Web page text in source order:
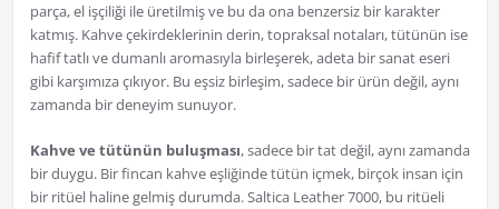
parça, el işçiliği ile üretilmiş ve bu da ona benzersiz bir karakter
katmış. Kahve çekirdeklerinin derin, topraksal notaları, tütünün ise
hafif tatlı ve dumanlı aromasıyla birleşerek, adeta bir sanat eseri
gibi karşımıza çıkıyor. Bu eşsiz birleşim, sadece bir ürün değil, aynı
zamanda bir deneyim sunuyor.
Kahve ve tütünün buluşması, sadece bir tat değil, aynı zamanda
bir duygu. Bir fincan kahve eşliğinde tütün içmek, birçok insan için
bir ritüel haline gelmiş durumda. Saltica Leather 7000, bu ritüeli